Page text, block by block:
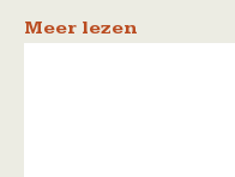
Meer lezen